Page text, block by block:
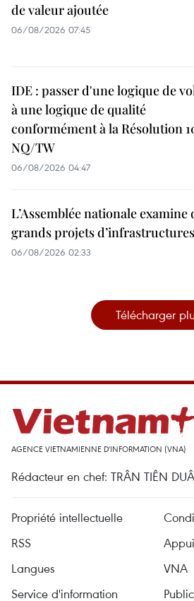
de valeur ajoutée
06/08/2026 07:45
IDE : passer d'une logique de
à une logique de qualité
conformément à la Résolution
NQ/TW
06/08/2026 04:47
L’Assemblée nationale examine
grands projets d’infrastructures
06/08/2026 02:33
Télécharger
AGENCE VIETNAMIENNE D'INFORMATION (VNA)
Rédacteur en chef: TRÂN TIÊN
Propriété intellectuelle
RSS
Appui
Langues
VNA
Service d'information